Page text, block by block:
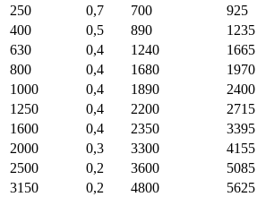
250
0,7 700 925
400
0,5 890 1235
630
0,4 1240 1665
800
0,4 1680 1970
1000
0,4 1890 2400
1250
0,4 2200 2715
1600
0,4 2350 3395
2000
0,3 3300 4155
2500
0,2 3600 5085
3150
0,2 4800 5625